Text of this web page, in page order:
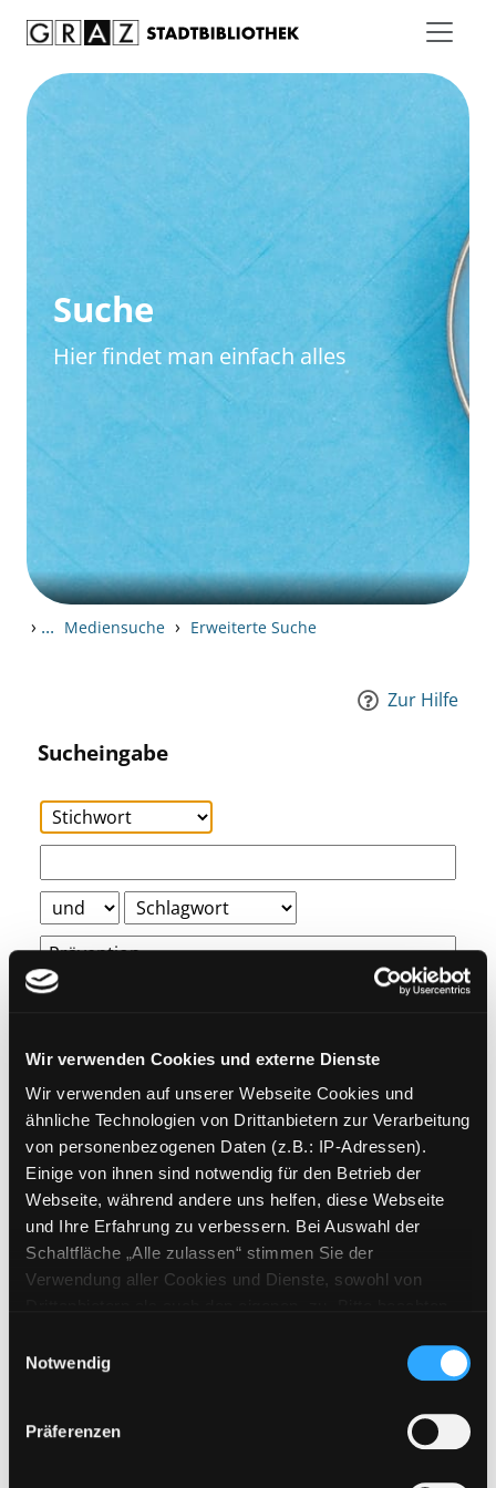
Wir verwenden Cookies und externe Dienste
Wir verwenden auf unserer Webseite Cookies und
ähnliche Technologien von Drittanbietern zur Verarbeitung
von personenbezogenen Daten (z.B.: IP-Adressen).
Einige von ihnen sind notwendig für den Betrieb der
Webseite, während andere uns helfen, diese Webseite
und Ihre Erfahrung zu verbessern. Bei Auswahl der
Schaltfläche „Alle zulassen“ stimmen Sie der
Verwendung aller Cookies und Dienste, sowohl von
Cookies von Drittanbietern, eine Verarbeitung in
unsicheren Drittländern (Länder außerhalb des EWR
ohne adäquates Datenschutzniveau) stattfinden kann. In
diesem Zusammenhang können aktuell Risiken für
Notwendig
Präferenzen
Suche
Hier findet man einfach alles
› ... Mediensuche › Erweiterte Suche
Zur Hilfe
Sucheingabe
Weitere Suchkriterien
Erwerbungen der letzten Tage
Jahr von
Medien anzeigen, die nach dem Jahr veröffentlicht
Jahr bis
Medien anzeigen, die vor dem
E-Medien
Mediengruppe